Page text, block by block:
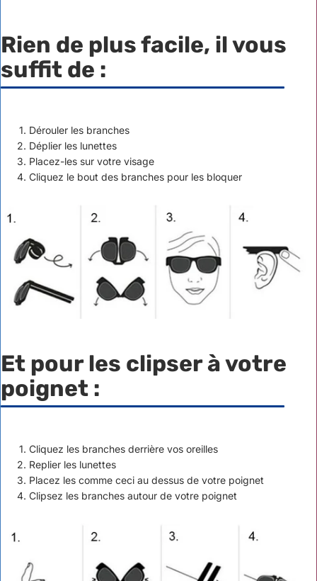
Rien de plus facile, il vous
suffit de :
Dérouler les branches
Déplier les lunettes
Placez-les sur votre visage
Cliquez le bout des branches pour les bloquer
Et pour les clipser à votre
poignet :
Cliquez les branches derrière vos oreilles
Replier les lunettes
Placez les comme ceci au dessus de votre poignet
Clipsez les branches autour de votre poignet